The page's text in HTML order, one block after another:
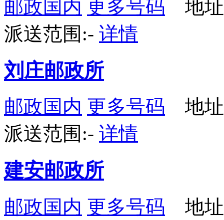
邮政国内 更多号码 地址
派送范围:- 详情
刘庄邮政所
邮政国内 更多号码 地址
派送范围:- 详情
建安邮政所
邮政国内 更多号码 地址